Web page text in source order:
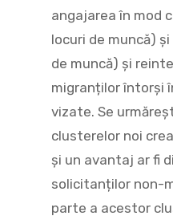
angajarea în mod
locuri de muncă)
de muncă) și
migranților întorși
vizate. Se
clusterelor noi
și un avantaj ar fi
solicitanților non-
parte a acestor